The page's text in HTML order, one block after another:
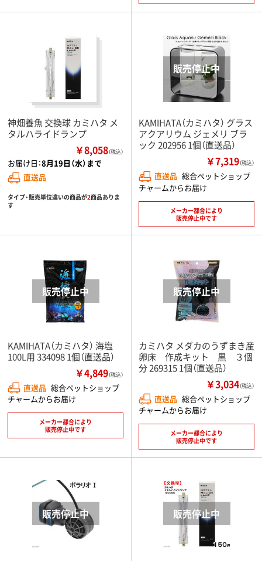
神畑養魚 交換球 カミハタ メ
タルハライドランプ
￥8,058（税込）
お届け日：8月19日（水）まで
直送品
タイプ・販売単位違いの商品が2商品ありま
す
KAMIHATA（カミハタ） グラス
アクアリウム ジェメリ ブラ
ック 202956 1個（直送品）
￥7,319（税込）
直送品 総合ペットショップ
チャームからお届け
メーカー都合により
販売停止中です
KAMIHATA（カミハタ） 海塩
100L用 334098 1個（直送品）
￥4,849（税込）
直送品 総合ペットショップ
チャームからお届け
メーカー都合により
販売停止中です
カミハタ メダカのうずまき産
卵床 作成キット 黒 ３個
分 269315 1個（直送品）
￥3,034（税込）
直送品 総合ペットショップ
チャームからお届け
メーカー都合により
販売停止中です